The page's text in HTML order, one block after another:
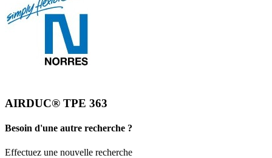
AIRDUC® TPE 363
Besoin d'une autre recherche ?
Effectuez une nouvelle recherche